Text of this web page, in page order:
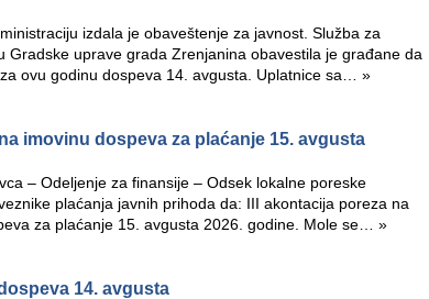
izdala je obaveštenje za javnost. Služba za
Gradske uprave grada Zrenjanina obavestila je građane da
ovu godinu dospeva 14. avgusta. Uplatnice sa… »
imovinu dospeva za plaćanje 15. avgusta
– Odeljenje za finansije – Odsek lokalne poreske
plaćanja javnih prihoda da: III akontacija poreza na
za plaćanje 15. avgusta 2026. godine. Mole se… »
14. avgusta